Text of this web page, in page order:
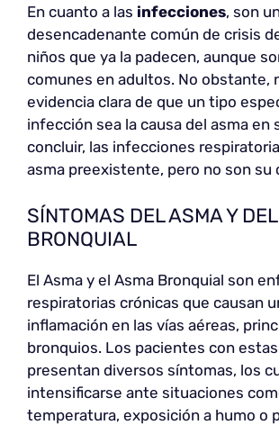
En cuanto a las infecciones, son
desencadenante común de crisis
niños que ya la padecen, aunque
comunes en adultos. No obstante,
evidencia clara de que un tipo
infección sea la causa del asma en
concluir, las infecciones
asma preexistente, pero no son su
SÍNTOMAS DEL ASMA Y
BRONQUIAL
El Asma y el Asma Bronquial son
respiratorias crónicas que causan
inflamación en las vías aéreas,
bronquios. Los pacientes con
presentan diversos síntomas, los
intensificarse ante situaciones
temperatura, exposición a humo o